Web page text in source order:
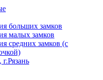
больших замков
малых замков
средних замков (с